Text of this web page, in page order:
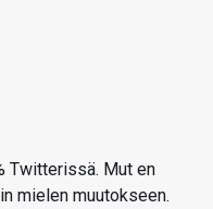
Twitterissä. Mut en
mielen muutokseen.